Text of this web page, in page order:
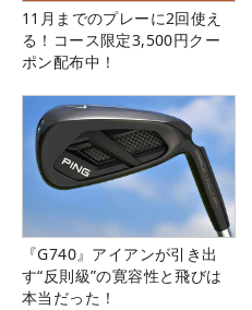
11月までのプレーに2回使え
る！コース限定3,500円クー
ポン配布中！
『G740』アイアンが引き出
す“反則級”の寛容性と飛びは
本当だった！